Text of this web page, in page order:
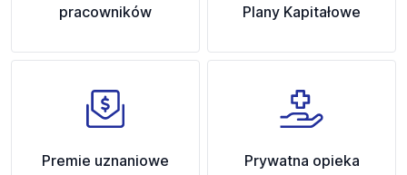
pracowników
Plany Kapitałowe
Premie uznaniowe
Prywatna opieka